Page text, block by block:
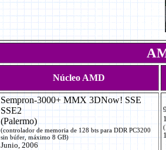
Núcleo AMD
Sempron-3000+ MMX 3DNow! SSE
SSE2
(Palermo)
(controlador de memoria de 128 bts para DDR PC3200
sin búfer, máximo 8 GB)
Junio, 2006